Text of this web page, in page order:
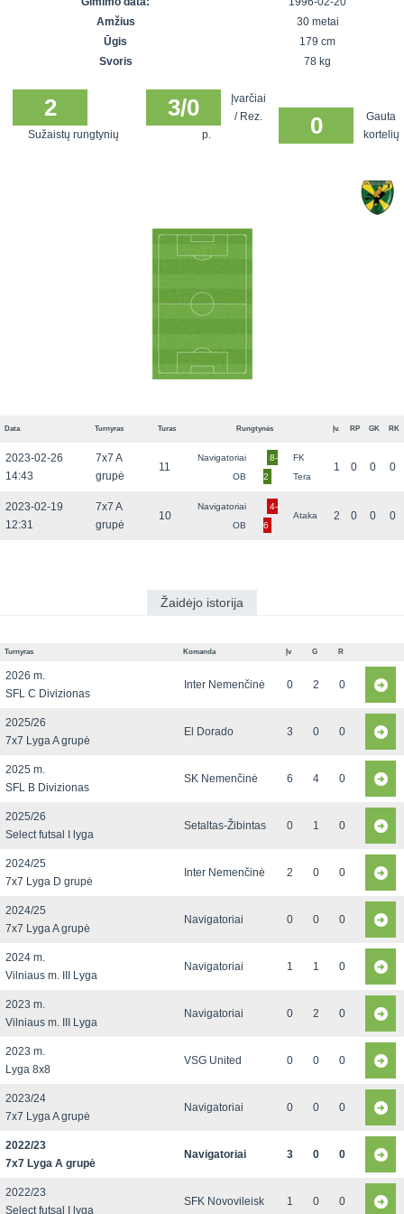
SFL rudens
Snaigės taurė
čempionatas
Vilnius
Amžius
30 metai
Ūgis
179 cm
Svoris
78 kg
2
Sužaistų rungtynių
3/0
Įvarčiai
/ Rez.
p.
0
Gauta
kortelių
Data Turnyras Turas Rungtynės Įv. RP GK RK
2023-02-26
14:43
7x7 A
grupė
11
Navigatoriai
OB
8-
2
FK
Tera
1 0 0 0
2023-02-19
12:31
7x7 A
grupė
10
Navigatoriai
OB
4-
6
Ataka 2 0 0 0
Žaidėjo istorija
Turnyras Komanda Įv G R
2026 m.
SFL C Divizionas
Inter Nemenčinė 0 2 0
2025/26
7x7 Lyga A grupė
El Dorado 3 0 0
2025 m.
SFL B Divizionas
SK Nemenčinė 6 4 0
2025/26
Select futsal I lyga
Setaltas-Žibintas 0 1 0
2024/25
7x7 Lyga D grupė
Inter Nemenčinė 2 0 0
2024/25
7x7 Lyga A grupė
Navigatoriai 0 0 0
2024 m.
Vilniaus m. III Lyga
Navigatoriai 1 1 0
2023 m.
Vilniaus m. III Lyga
Navigatoriai 0 2 0
2023 m.
Lyga 8x8
VSG United 0 0 0
2023/24
7x7 Lyga A grupė
Navigatoriai 0 0 0
2022/23
7x7 Lyga A grupė
Navigatoriai 3 0 0
2022/23
Select futsal I lyga
SFK Novovileisk 1 0 0